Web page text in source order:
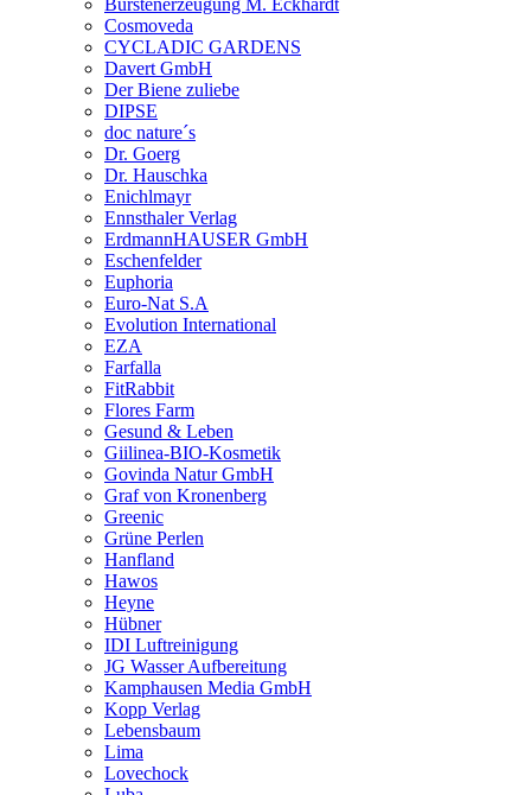
Bürstenerzeugung M. Eckhardt
Cosmoveda
CYCLADIC GARDENS
Davert GmbH
Der Biene zuliebe
DIPSE
doc nature´s
Dr. Goerg
Dr. Hauschka
Enichlmayr
Ennsthaler Verlag
ErdmannHAUSER GmbH
Eschenfelder
Euphoria
Euro-Nat S.A
Evolution International
EZA
Farfalla
FitRabbit
Flores Farm
Gesund & Leben
Giilinea-BIO-Kosmetik
Govinda Natur GmbH
Graf von Kronenberg
Greenic
Grüne Perlen
Hanfland
Hawos
Heyne
Hübner
IDI Luftreinigung
JG Wasser Aufbereitung
Kamphausen Media GmbH
Kopp Verlag
Lebensbaum
Lima
Lovechock